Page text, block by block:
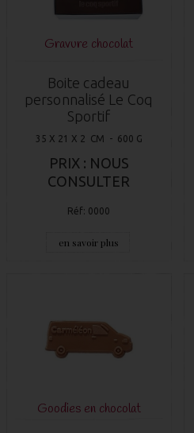
Gravure chocolat
Boite cadeau
personnalisé Le Coq
Sportif
35 X 21 X 2 CM - 600 G
PRIX : NOUS
CONSULTER
Réf: 0000
en savoir plus
Goodies en chocolat